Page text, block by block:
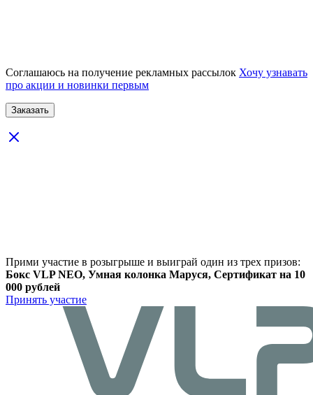
Соглашаюсь на получение рекламных рассылок Хочу узнавать
про акции и новинки первым
Прими участие в розыгрыше и выиграй один из трех призов:
Бокс VLP NEO, Умная колонка Маруся, Сертификат на 10
000 рублей
Принять участие